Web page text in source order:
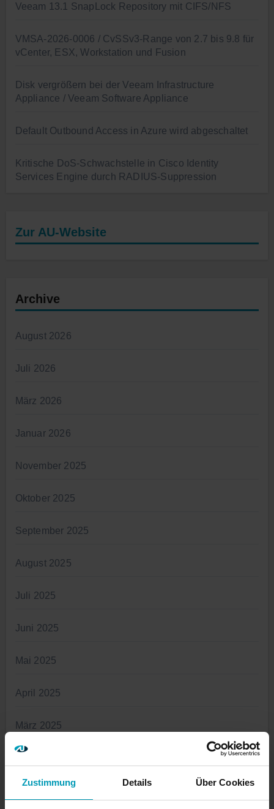
Zustimmung Details Über Cookies
Veeam 13.1 SnapLock Repository mit CIFS/NFS
VMSA-2026-0006 / CvSSv3-Range von 2.7 bis 9.8 für
vCenter, ESX, Workstation und Fusion
Disk vergrößern bei der Veeam Infrastructure
Appliance / Veeam Software Appliance
Default Outbound Access in Azure wird abgeschaltet
Kritische DoS-Schwachstelle in Cisco Identity
Services Engine durch RADIUS-Suppression
Zur AU-Website
Archive
August 2026
Juli 2026
März 2026
Januar 2026
November 2025
Oktober 2025
September 2025
August 2025
Juli 2025
Juni 2025
Mai 2025
April 2025
März 2025
November 2024